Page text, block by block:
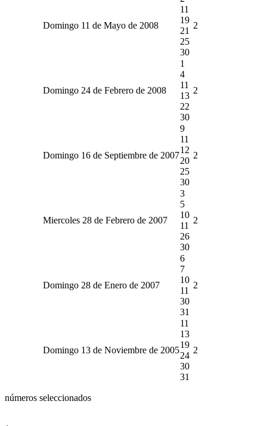
Domingo 11 de Mayo de 2008
11
19
21
25
30
2
Domingo 24 de Febrero de 2008
1
4
11
13
22
30
2
Domingo 16 de Septiembre de 2007
9
11
12
20
25
30
2
Miercoles 28 de Febrero de 2007
3
5
10
11
26
30
2
Domingo 28 de Enero de 2007
6
7
10
11
30
31
2
Domingo 13 de Noviembre de 2005
11
13
19
24
30
31
2
números seleccionados